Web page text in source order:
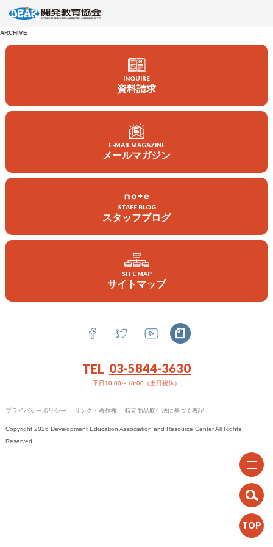
ボランティアをする
企業・団体の皆さまへ
教材・出版物
機関誌
政策提言
お問い合わせ
ARCHIVE
TOP
INQUIRE
資料請求
E-MAIL MAGAZINE
メールマガジン
STAFF BLOG
スタッフブログ
SITE MAP
サイトマップ
TEL 03-5844-3630
平日10:00～18:00（土日祝休）
プライバシーポリシー リンク・著作権 特定商品取引法に基づく表記
Copyright 2026 Development Education Association and Resource Center All Rights
Reserved